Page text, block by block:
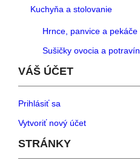
Kuchyňa a stolovanie
Hrnce, panvice a pekáče
Sušičky ovocia a potravín
VÁŠ ÚČET
Prihlásiť sa
Vytvoriť nový účet
STRÁNKY